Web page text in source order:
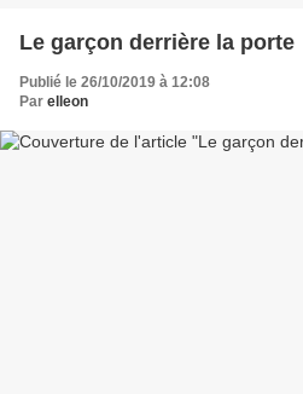
Le garçon derrière la porte
Publié le 26/10/2019 à 12:08
Par elleon